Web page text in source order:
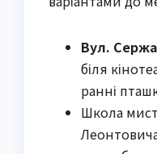
Вул.
біля
ранні
Школа